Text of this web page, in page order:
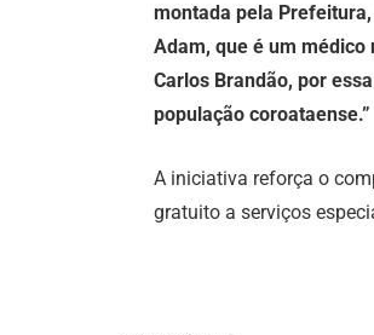
montada pela
Adam, que é um
Carlos Brandão, por
população coroataense.”
A iniciativa reforça o
gratuito a serviços